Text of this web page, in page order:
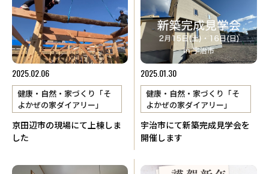
2025.02.06
健康・自然・家づくり「そ
よかぜの家ダイアリー」
京田辺市の現場にて上棟しま
した
2025.01.30
健康・自然・家づくり「そ
よかぜの家ダイアリー」
宇治市にて新築完成見学会を
開催します